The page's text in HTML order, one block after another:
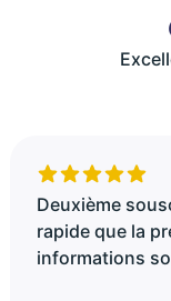
Deuxième
rapide que la
informations